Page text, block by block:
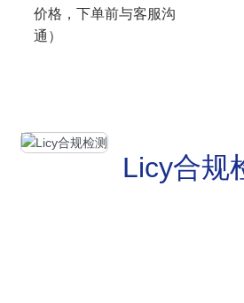
价格，下单前与客服沟
通）
Licy合规